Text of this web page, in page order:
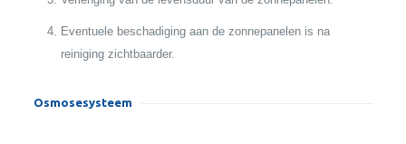
Eventuele beschadiging aan de zonnepanelen is na
reiniging zichtbaarder.
Osmosesysteem